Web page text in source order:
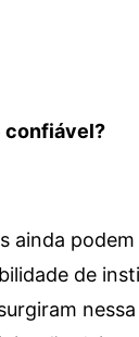
confiável?
ainda
de
nessa